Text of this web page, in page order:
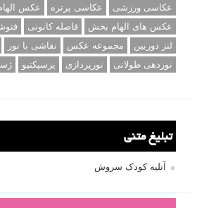
عکاسی ورزشی
عکاسی پرتره
عکس
عکس های الهام بخش
فاصله کانونی
لنز دوربین
مجموعه عکس نقاشی با نور
نوردهی طولانی
نورپردازی پرسپکتیو
تبلیغ متنی
آتلیه کودک سروش